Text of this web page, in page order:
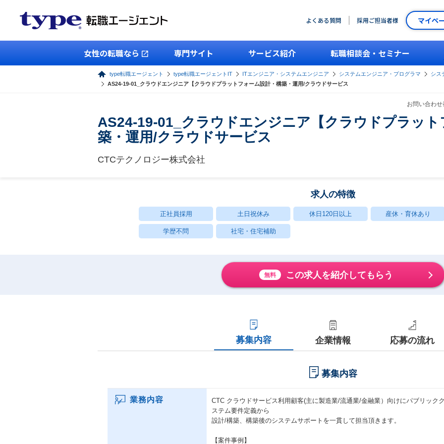
よくある質問 採用ご担当者様 マイペ
女性の転職なら 専門サイト サービス紹介 転職相談会・セミナー
type転職エージェント type転職エージェントIT ITエンジニア・システムエンジニア システムエンジニア・プログラマ
シス
AS24-19-01_クラウドエンジニア【クラウドプラットフォーム設計・構築・運用/クラウドサービス
お問い合わ
AS24-19-01_クラウドエンジニア【クラウドプラット
築・運用/クラウドサービス
CTCテクノロジー株式会社
求人の特徴
正社員採用 土日祝休み 休日120日以上 産休・育休あり
学歴不問 社宅・住宅補助
無料 この求人を紹介してもらう
募集内容 企業情報 応募の流れ
募集内容
業務内容
CTC クラウドサービス利用顧客(主に製造業/流通業/金融業）向けにパブリック
ステム要件定義から
設計/構築、構築後のシステムサポートを一貫して担当頂きます。
【案件事例】